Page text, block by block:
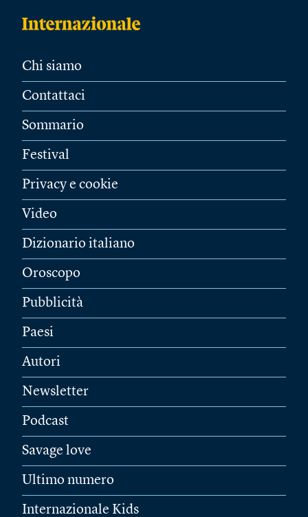
Chi siamo
Contattaci
Sommario
Festival
Privacy e cookie
Video
Dizionario italiano
Oroscopo
Pubblicità
Paesi
Autori
Newsletter
Podcast
Savage love
Ultimo numero
Internazionale Kids